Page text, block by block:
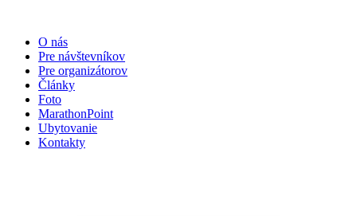
O nás
Pre návštevníkov
Pre organizátorov
Články
Foto
MarathonPoint
Ubytovanie
Kontakty